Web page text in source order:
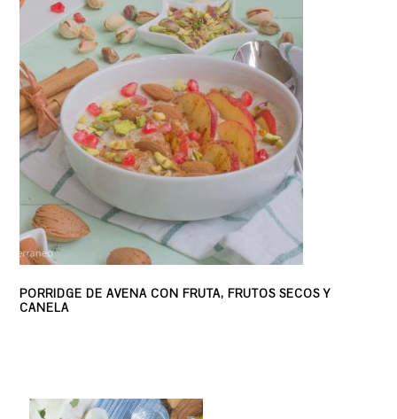
PORRIDGE DE AVENA CON FRUTA, FRUTOS SECOS Y
CANELA